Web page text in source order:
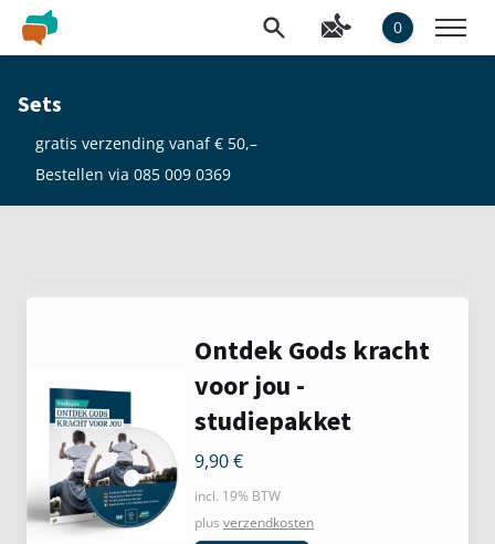
0
Sets
gratis verzending vanaf € 50,–
Bestellen via 085 009 0369
Ontdek Gods kracht
voor jou -
studiepakket
9,90€
incl. 19% BTW
plus verzendkosten